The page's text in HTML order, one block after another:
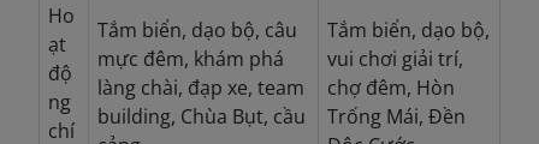
Ho
ạt
độ
ng
chí
Tắm biển, dạo bộ, câu
mực đêm, khám phá
làng chài, đạp xe, team
building, Chùa Bụt, cầu
Tắm biển, dạo bộ,
vui chơi giải trí,
chợ đêm, Hòn
Trống Mái, Đền